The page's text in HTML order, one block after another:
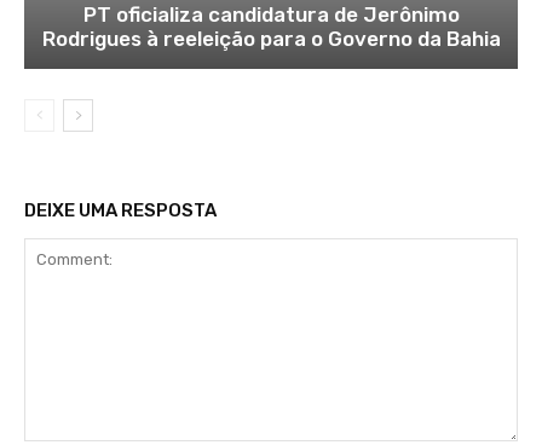
PT oficializa candidatura de Jerônimo
Rodrigues à reeleição para o Governo da Bahia
DEIXE UMA RESPOSTA